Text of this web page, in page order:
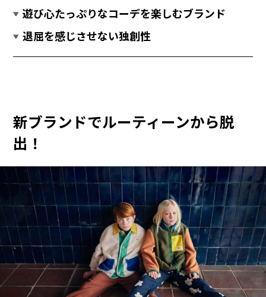
遊び心たっぷりなコーデを楽しむブランド
退屈を感じさせない独創性
新ブランドでルーティーンから脱
出！